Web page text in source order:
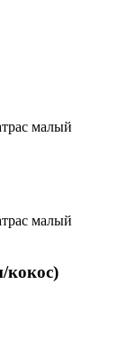
малый
малый